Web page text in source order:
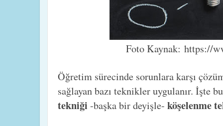
Foto Kaynak: https://
Öğretim sürecinde sorunlara karşı
sağlayan bazı teknikler uygulanır. İşte
tekniği -başka bir deyişle- köşelenme